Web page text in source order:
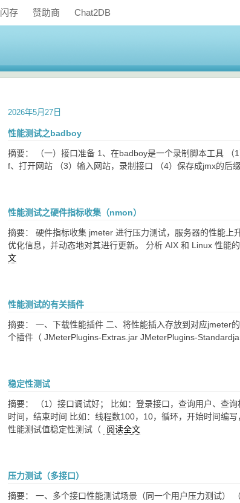
闪存 赞助商 Chat2DB
2026年5月27日
性能测试之badboy
摘要： （一）接口准备 1、在badboy是一个录制脚本工具
f、打开网站 （3）输入网站，录制接口 （4）保存成jmx的后
性能测试之硬件指标收集（nmon）
摘要： 硬件指标收集 jmeter 进行压力测试，服务器的性能
优化信息，并动态地对其进行更新。 分析 AIX 和 Linux 性能
文
性能测试的有关插件
摘要： 一、下载性能插件 二、将性能插入存放到对应jmeter
个插件（ JMeterPlugins-Extras.jar JMeterPlugins-
稳定性测试
摘要： （1）接口调试好； 比如：登录接口，查询用户、查
时间，结束时间 比如：线程数100，10，循环，开始时间编
性能测试值稳定性测试（
阅读全文
压力测试（多接口）
摘要： 一、多个接口性能测试场景（同一个用户压力测试）